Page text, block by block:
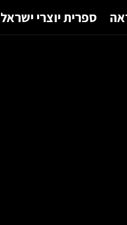
ספרית יוצרי ישראל